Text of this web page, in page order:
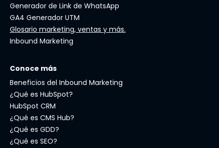
Generador de Link de WhatsApp
GA4 Generador UTM
Glosario marketing, ventas y más.
Inbound Marketing
Conoce más
Beneficios del Inbound Marketing
¿Qué es HubSpot?
HubSpot CRM
¿Qué es CMS Hub?
¿Qué es GDD?
¿Qué es SEO?